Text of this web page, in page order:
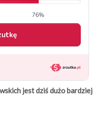
jest dziś dużo bardziej